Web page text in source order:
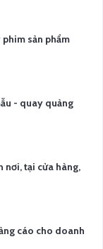
sản phẩm
- quay quảng
nơi, tại cửa hàng,
cáo cho doanh